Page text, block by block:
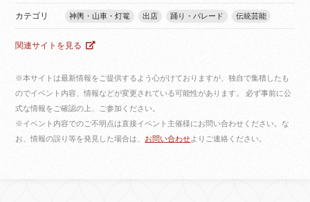
カテゴリ 神輿・山車・灯篭 出店 踊り・パレード 伝統芸能
関連サイトを見る
※本サイトは最新情報をご提供するよう心がけておりますが、独自で集積したも
のでイベント内容、情報などが変更されている可能性があります。 必ず事前に公
式な情報をご確認の上、ご参加ください。
※イベント内容でのご不明点は直接イベント主催様にお問い合わせください。な
お、情報の誤り等を発見した場合は、 お問い合わせよりご連絡ください。